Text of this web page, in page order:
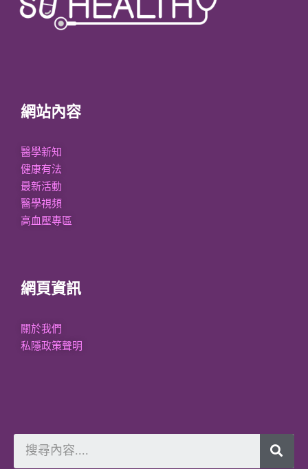
網站內容
醫學新知
健康有法
最新活動
醫學視頻
高血壓專區
網頁資訊
關於我們
私隱政策聲明